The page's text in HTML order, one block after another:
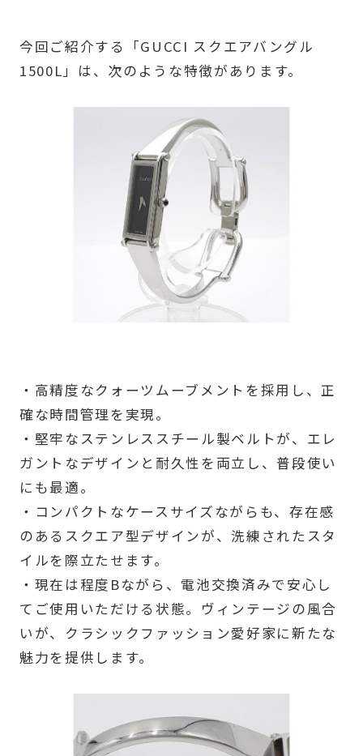
今回ご紹介する「GUCCI スクエアバングル
1500L」は、次のような特徴があります。
・高精度なクォーツムーブメントを採用し、正
確な時間管理を実現。
・堅牢なステンレススチール製ベルトが、エレ
ガントなデザインと耐久性を両立し、普段使い
にも最適。
・コンパクトなケースサイズながらも、存在感
のあるスクエア型デザインが、洗練されたスタ
イルを際立たせます。
・現在は程度Bながら、電池交換済みで安心し
てご使用いただける状態。ヴィンテージの風合
いが、クラシックファッション愛好家に新たな
魅力を提供します。